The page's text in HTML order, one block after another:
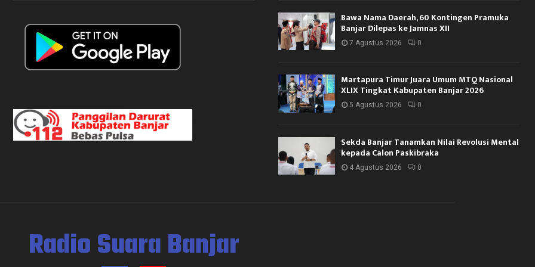
Bawa Nama Daerah, 60 Kontingen Pramuka
Banjar Dilepas ke Jamnas XII
7 Agustus 2026 0
Martapura Timur Juara Umum MTQ Nasional
XLIX Tingkat Kabupaten Banjar 2026
5 Agustus 2026 0
Sekda Banjar Tanamkan Nilai Revolusi Mental
kepada Calon Paskibraka
4 Agustus 2026 0
Radio Suara Banjar